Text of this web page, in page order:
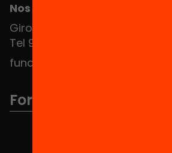
Nos puedes encontrar en el
Girona 34, interior 08010
Tel 934 588 700
fundacio@equitat.org
Formamos parte de...